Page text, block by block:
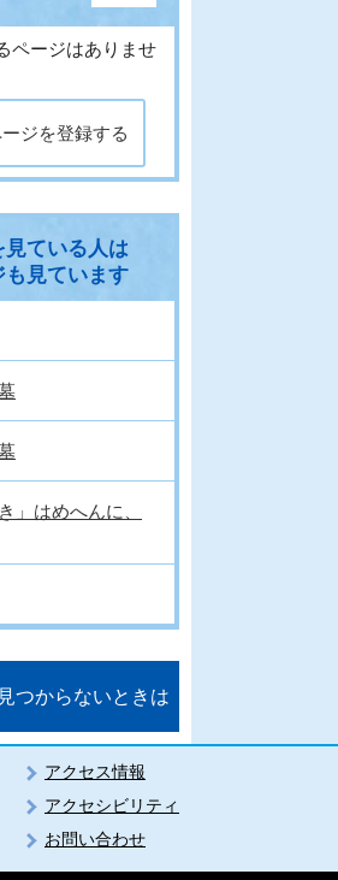
ページはありませ
ジを登録する
見ている人は
も見ています
」はめへんに、
つからないときは
アクセス情報
アクセシビリティ
お問い合わせ